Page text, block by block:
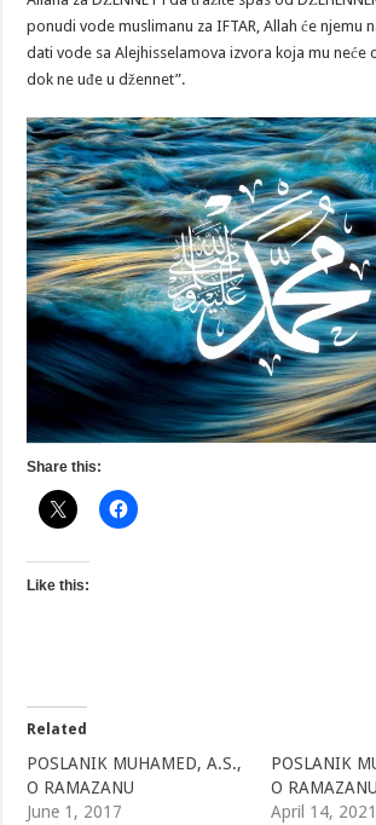
ponudi vode muslimanu za IFTAR, Allah će njemu
dati vode sa Alejhisselamova izvora koja mu neće
dok ne uđe u džennet”.
Share this:
Like this:
Related
POSLANIK MUHAMED, A.S.,
O RAMAZANU
June 1, 2017
POSLANIK
O RAMAZANU
April 14, 2021